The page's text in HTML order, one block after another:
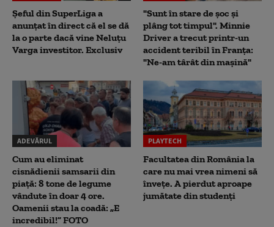
Șeful din SuperLiga a
anunțat în direct că el se dă
la o parte dacă vine Neluțu
Varga investitor. Exclusiv
"Sunt în stare de șoc și
plâng tot timpul". Minnie
Driver a trecut printr-un
accident teribil în Franța:
"Ne-am târât din mașină"
ADEVĂRUL
Cum au eliminat
cisnădienii samsarii din
piață: 8 tone de legume
vândute în doar 4 ore.
Oamenii stau la coadă: „E
incredibil!” FOTO
PLAYTECH
Facultatea din România la
care nu mai vrea nimeni să
înveţe. A pierdut aproape
jumătate din studenţi